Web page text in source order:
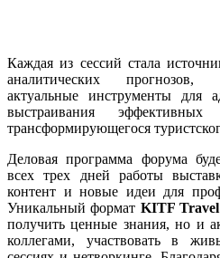
Каждая из сессий стала
аналитических прогнозов,
актуальные инструменты для
выстраивания
трансформирующегося
Деловая программа форума
всех трех дней работы
контент и новые идеи для
Уникальный формат KITF
получить ценные знания, но и
коллегами, участвовать в